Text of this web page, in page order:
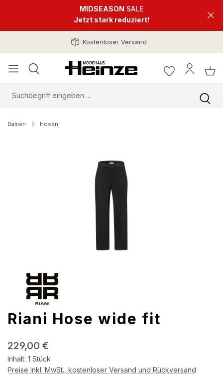
MIDSEASON SALE
Jetzt stark reduziert!
Kostenloser Versand
Damen Hosen
Riani Hose wide fit
Regulärer Preis:
229,00 €
Inhalt: 1 Stück
Preise inkl. MwSt., kostenloser Versand und Rückversand